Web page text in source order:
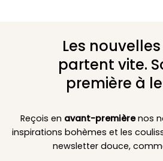
Les
partent vite.
première à
Reçois en avant-premièrenos
inspirations bohèmes et les
newsletter douce,